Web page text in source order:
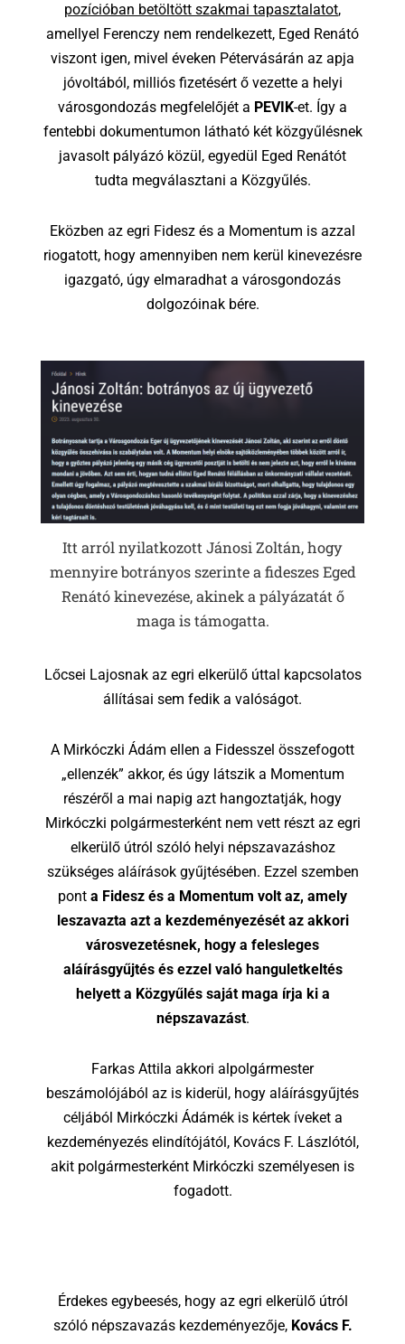
pozícióban betöltött szakmai tapasztalatot,
amellyel Ferenczy nem rendelkezett, Eged Renátó
viszont igen, mivel éveken Pétervásárán az apja
jóvoltából, milliós fizetésért ő vezette a helyi
városgondozás megfelelőjét a PEVIK-et. Így a
fentebbi dokumentumon látható két közgyűlésnek
javasolt pályázó közül, egyedül Eged Renátót
tudta megválasztani a Közgyűlés.
Eközben az egri Fidesz és a Momentum is azzal
riogatott, hogy amennyiben nem kerül kinevezésre
igazgató, úgy elmaradhat a városgondozás
dolgozóinak bére.
Itt arról nyilatkozott Jánosi Zoltán, hogy
mennyire botrányos szerinte a fideszes Eged
Renátó kinevezése, akinek a pályázatát ő
maga is támogatta.
Lőcsei Lajosnak az egri elkerülő úttal kapcsolatos
állításai sem fedik a valóságot.
A Mirkóczki Ádám ellen a Fidesszel összefogott
„ellenzék” akkor, és úgy látszik a Momentum
részéről a mai napig azt hangoztatják, hogy
Mirkóczki polgármesterként nem vett részt az egri
elkerülő útról szóló helyi népszavazáshoz
szükséges aláírások gyűjtésében. Ezzel szemben
pont a Fidesz és a Momentum volt az, amely
leszavazta azt a kezdeményezését az akkori
városvezetésnek, hogy a felesleges
aláírásgyűjtés és ezzel való hanguletkeltés
helyett a Közgyűlés saját maga írja ki a
népszavazást.
Farkas Attila akkori alpolgármester
beszámolójából az is kiderül, hogy aláírásgyűjtés
céljából Mirkóczki Ádámék is kértek íveket a
kezdeményezés elindítójától, Kovács F. Lászlótól,
akit polgármesterként Mirkóczki személyesen is
fogadott.
Érdekes egybeesés, hogy az egri elkerülő útról
szóló népszavazás kezdeményezője, Kovács F.